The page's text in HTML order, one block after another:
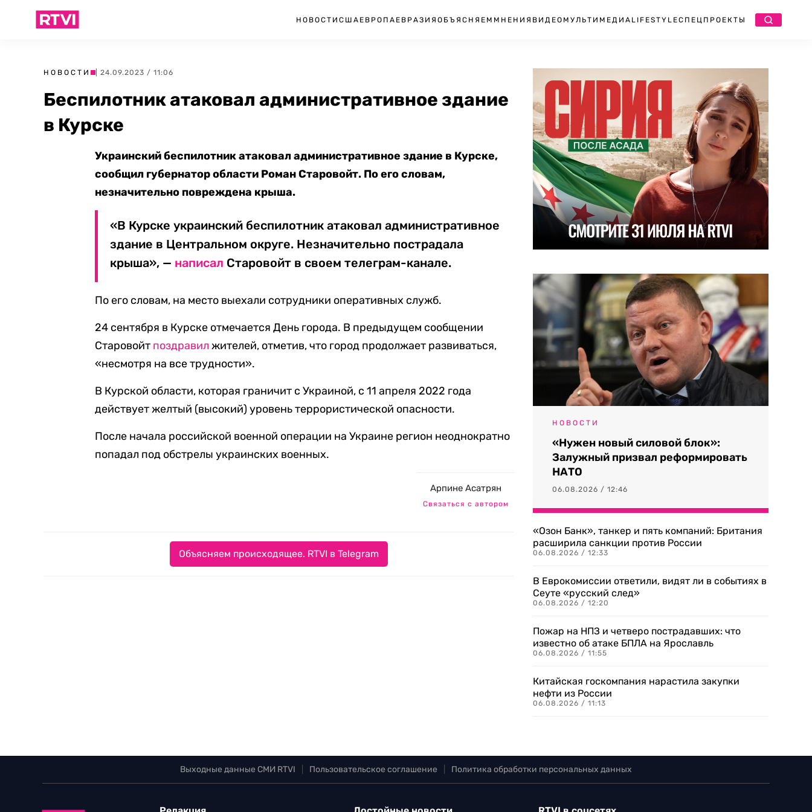
НОВОСТИ США ЕВРОПА ЕВРАЗИЯ ОБЪЯСНЯЕМ МНЕНИЯ ВИДЕО МУЛЬТИМЕДИА LIFESTYLEСПЕЦПРОЕКТЫ
НОВОСТИ | 24.09.2023 / 11:06
Беспилотник атаковал административное здание
в Курске
Украинский беспилотник атаковал административное здание в Курске,
сообщил губернатор области Роман Старовойт. По его словам,
незначительно повреждена крыша.
«В Курске украинский беспилотник атаковал административное
здание в Центральном округе. Незначительно пострадала
крыша», — написал Старовойт в своем телеграм-канале.
По его словам, на место выехали сотрудники оперативных служб.
24 сентября в Курске отмечается День города. В предыдущем сообщении
Старовойт поздравил жителей, отметив, что город продолжает развиваться,
«несмотря на все трудности».
В Курской области, которая граничит с Украиной, с 11 апреля 2022 года
действует желтый (высокий) уровень террористической опасности.
После начала российской военной операции на Украине регион неоднократно
попадал под обстрелы украинских военных.
Арпине Асатрян
Связаться с автором
Объясняем происходящее. RTVI в Telegram
НОВОСТИ
«Нужен новый силовой блок»:
Залужный призвал реформировать
НАТО
06.08.2026 / 12:46
«Озон Банк», танкер и пять компаний: Британия
расширила санкции против России
06.08.2026 / 12:33
В Еврокомиссии ответили, видят ли в событиях в
Сеуте «русский след»
06.08.2026 / 12:20
Пожар на НПЗ и четверо пострадавших: что
известно об атаке БПЛА на Ярославль
06.08.2026 / 11:55
Китайская госкомпания нарастила закупки
нефти из России
06.08.2026 / 11:13
Выходные данные СМИ RTVI Пользовательское соглашение Политика обработки персональных данных